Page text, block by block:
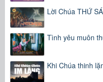
Lời Chúa THỨ
Tình yêu muôn
Khi Chúa thinh